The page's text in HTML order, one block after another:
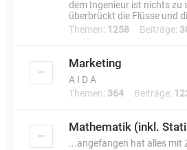
dem Ingenieur ist nichts zu
überbrückt die Flüsse und
Themen: 1258 Beiträge:
Marketing
A I D A
Themen: 364 Beiträge:
Mathematik (inkl.
...angefangen hat alles mit